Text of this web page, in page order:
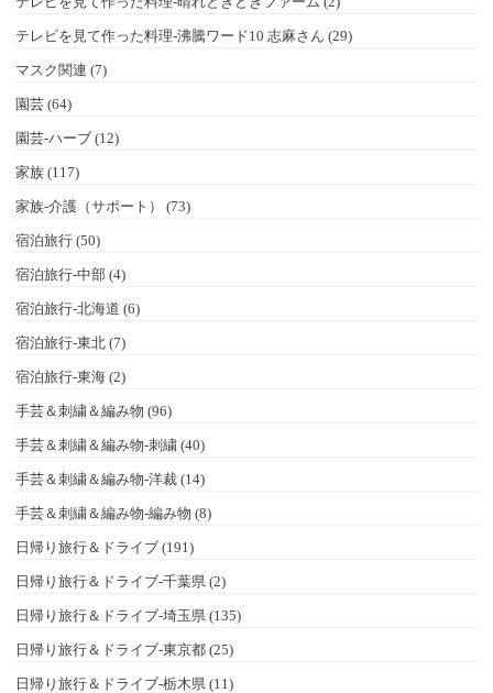
テレビを見て作った料理-沸騰ワード10 志麻さん (29)
マスク関連 (7)
園芸 (64)
園芸-ハーブ (12)
家族 (117)
家族-介護（サポート） (73)
宿泊旅行 (50)
宿泊旅行-中部 (4)
宿泊旅行-北海道 (6)
宿泊旅行-東北 (7)
宿泊旅行-東海 (2)
手芸＆刺繍＆編み物 (96)
手芸＆刺繍＆編み物-刺繍 (40)
手芸＆刺繍＆編み物-洋裁 (14)
手芸＆刺繍＆編み物-編み物 (8)
日帰り旅行＆ドライブ (191)
日帰り旅行＆ドライブ-千葉県 (2)
日帰り旅行＆ドライブ-埼玉県 (135)
日帰り旅行＆ドライブ-東京都 (25)
日帰り旅行＆ドライブ-栃木県 (11)